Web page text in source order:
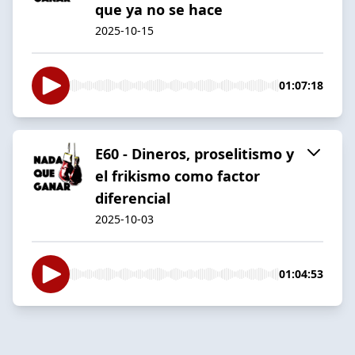
que ya no se hace
2025-10-15
01:07:18
E60 - Dineros, proselitismo y
el frikismo como factor
diferencial
2025-10-03
01:04:53